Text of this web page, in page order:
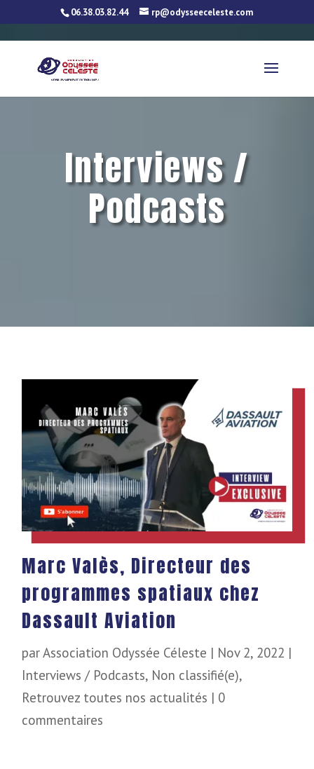
06.38.03.82.44 rp@odysseeceleste.com
Interviews /
Podcasts
Marc Valès, Directeur des
programmes spatiaux chez
Dassault Aviation
parAssociation Odyssée Céleste | Nov 2, 2022 |
Interviews / Podcasts, Non classifié(e),
Retrouvez toutes nos actualités | 0
commentaires